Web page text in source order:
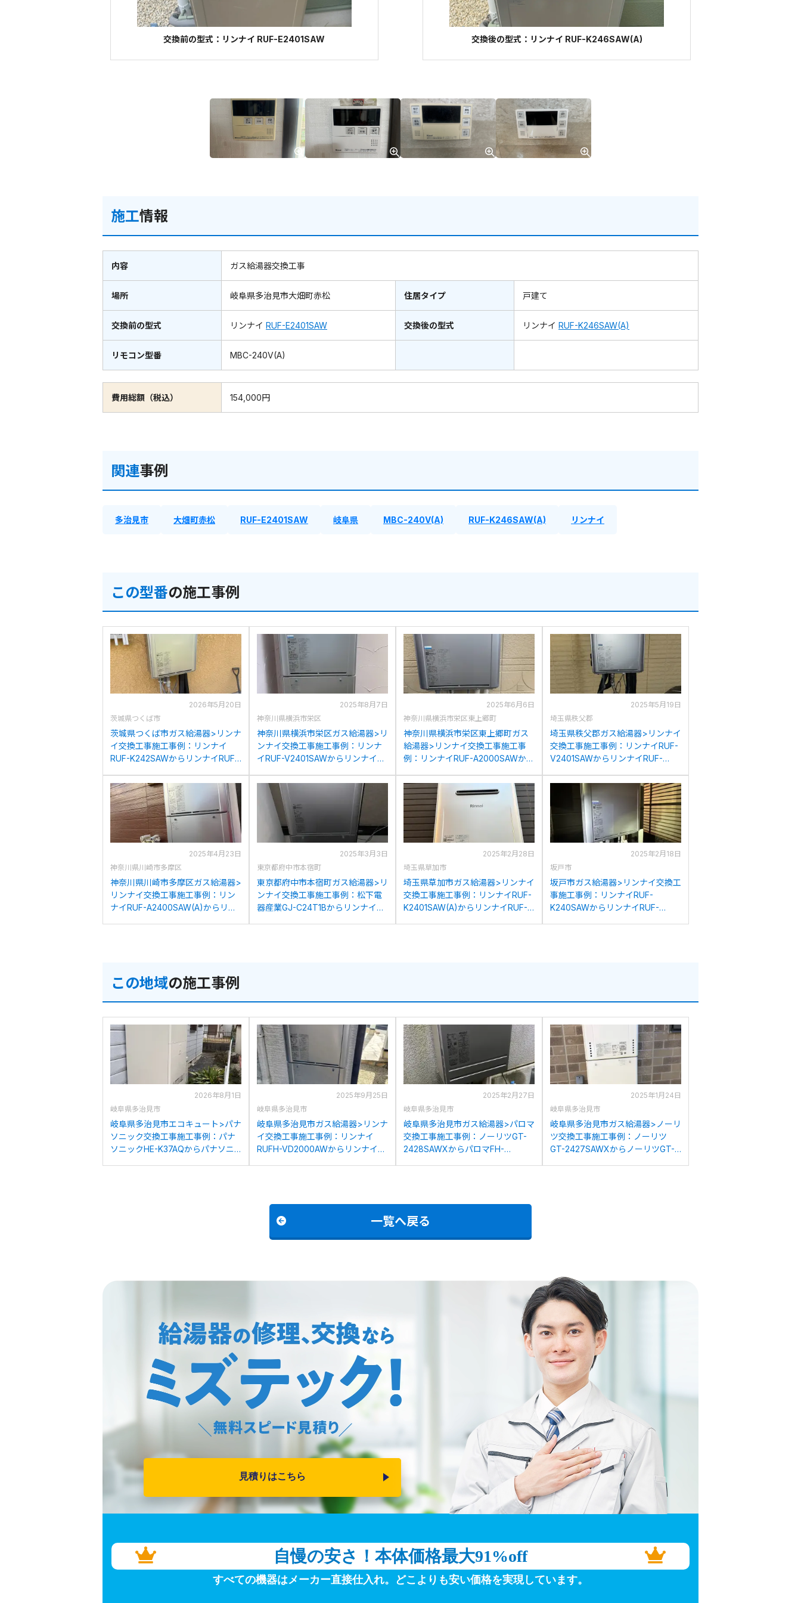
交換前の型式：リンナイ RUF-E2401SAW 交換後の型式：リンナイ RUF-K246SAW(A)
施工情報
内容 ガス給湯器交換工事
場所 岐阜県多治見市大畑町赤松 住居タイプ 戸建て
交換前の型式 リンナイ RUF-E2401SAW 交換後の型式 リンナイ RUF-K246SAW(A)
リモコン型番 MBC-240V(A)
費用総額（税込） 154,000円
関連事例
多治見市 大畑町赤松 RUF-E2401SAW 岐阜県 MBC-240V(A) RUF-K246SAW(A) リンナイ
この型番の施工事例
2026年5月20日
茨城県つくば市
茨城県つくば市ガス給湯器>リンナ
イ交換工事施工事例：リンナイ
RUF-K242SAWからリンナイRUF-
2025年8月7日
神奈川県横浜市栄区
神奈川県横浜市栄区ガス給湯器>リ
ンナイ交換工事施工事例：リンナ
イRUF-V2401SAWからリンナイ
2025年6月6日
神奈川県横浜市栄区東上郷町
神奈川県横浜市栄区東上郷町ガス
給湯器>リンナイ交換工事施工事
例：リンナイRUF-A2000SAWから
換
2025年5月19日
埼玉県秩父郡
埼玉県秩父郡ガス給湯器>リンナイ
交換工事施工事例：リンナイRUF-
V2401SAWからリンナイRUF-
2025年4月23日
神奈川県川崎市多摩区
神奈川県川崎市多摩区ガス給湯器>
リンナイ交換工事施工事例：リン
ナイRUF-A2400SAW(A)からリン
2025年3月3日
東京都府中市本宿町
東京都府中市本宿町ガス給湯器>リ
ンナイ交換工事施工事例：松下電
器産業GJ-C24T1Bからリンナイ
2025年2月28日
埼玉県草加市
埼玉県草加市ガス給湯器>リンナイ
交換工事施工事例：リンナイRUF-
K2401SAW(A)からリンナイRUF-
2025年2月18日
坂戸市
坂戸市ガス給湯器>リンナイ交換工
事施工事例：リンナイRUF-
K240SAWからリンナイRUF-
この地域の施工事例
2026年8月1日
岐阜県多治見市
岐阜県多治見市エコキュート>パナ
ソニック交換工事施工事例：パナ
ソニックHE-K37AQからパナソニ
2025年9月25日
岐阜県多治見市
岐阜県多治見市ガス給湯器>リンナ
イ交換工事施工事例：リンナイ
RUFH-VD2000AWからリンナイ
2025年2月27日
岐阜県多治見市
岐阜県多治見市ガス給湯器>パロマ
交換工事施工事例：ノーリツGT-
2428SAWXからパロマFH-
2025年1月24日
岐阜県多治見市
岐阜県多治見市ガス給湯器>ノーリ
ツ交換工事施工事例：ノーリツ
GT-2427SAWXからノーリツGT-
一覧へ戻る
見積りはこちら
自慢の安さ！ 本体価格最大91%off
すべての機器はメーカー直接仕入れ。 どこよりも安い価格を実現しています。